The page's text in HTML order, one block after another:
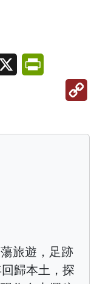
X
旅遊，足跡
歸本土，探